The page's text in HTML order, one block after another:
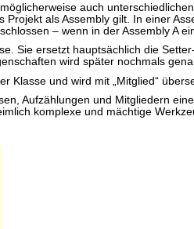
auch
als Assembly gilt. In einer
– wenn in der Assembly A
Sie ersetzt hauptsächlich die
wird später nochmals
Klasse und wird mit „Mitglied“
Aufzählungen und Mitgliedern
komplexe und mächtige